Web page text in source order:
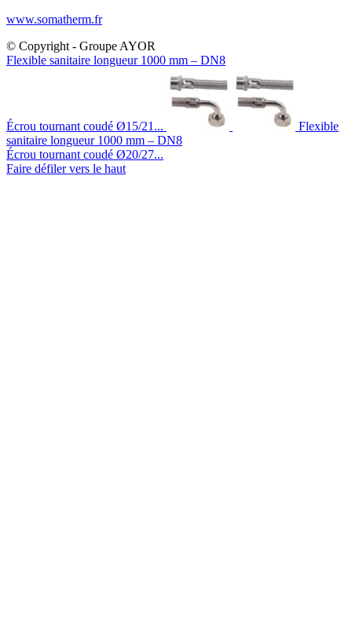
www.somatherm.fr
© Copyright - Groupe AYOR
Flexible sanitaire longueur 1000 mm – DN8
Écrou tournant coudé Ø15/21...
Flexible
sanitaire longueur 1000 mm – DN8
Écrou tournant coudé Ø20/27...
Faire défiler vers le haut